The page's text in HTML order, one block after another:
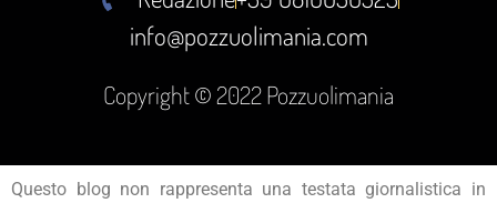
Copyright © 2022 Pozzuolimania
info@pozzuolimania.com
Questo blog non rappresenta una testata giornalistica in